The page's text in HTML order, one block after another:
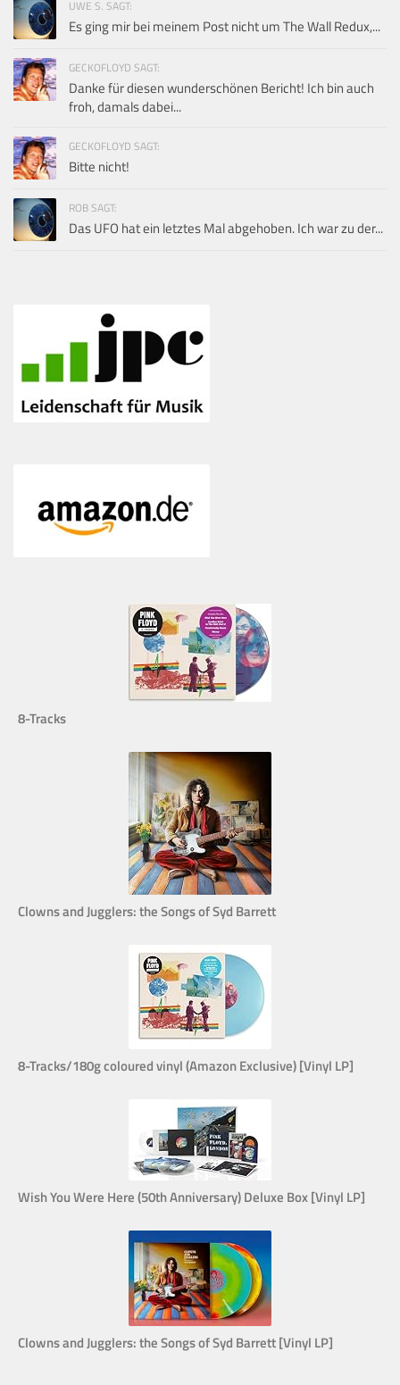
UWE S. SAGT:
Es ging mir bei meinem Post nicht um The Wall Redux,...
GECKOFLOYD SAGT:
Danke für diesen wunderschönen Bericht! Ich bin auch
froh, damals dabei...
GECKOFLOYD SAGT:
Bitte nicht!
ROB SAGT:
Das UFO hat ein letztes Mal abgehoben. Ich war zu der...
8-Tracks
Clowns and Jugglers: the Songs of Syd Barrett
8-Tracks/180g coloured vinyl (Amazon Exclusive) [Vinyl LP]
Wish You Were Here (50th Anniversary) Deluxe Box [Vinyl LP]
Clowns and Jugglers: the Songs of Syd Barrett [Vinyl LP]